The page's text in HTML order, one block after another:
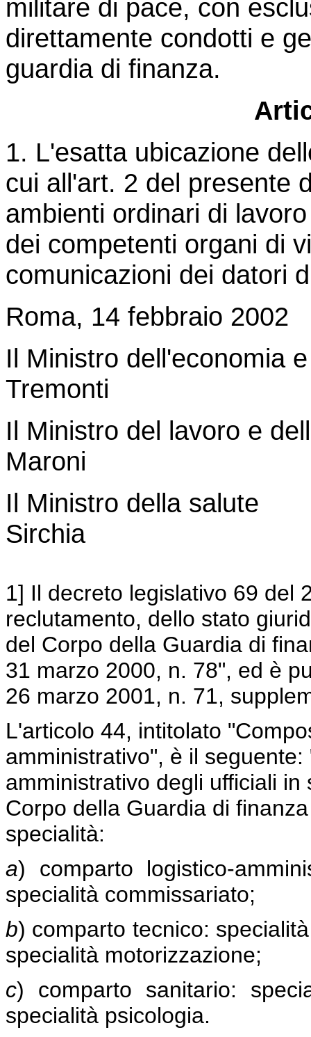
militare di pace, con
direttamente condotti e
guardia di finanza.
1. L'esatta ubicazione
cui all'art. 2 del presente
ambienti ordinari di
dei competenti organi di
comunicazioni dei datori
Roma, 14 febbraio 2002
Il Ministro dell'economia
Tremonti
Il Ministro del lavoro e
Maroni
Il Ministro della salute
Sirchia
1] Il decreto legislativo 69 del
reclutamento, dello stato
del Corpo della Guardia di
31 marzo 2000, n. 78", ed è
26 marzo 2001, n. 71,
L'articolo 44, intitolato
amministrativo", è il
amministrativo degli ufficiali
Corpo della Guardia di
specialità:
a) comparto logistico-
specialità commissariato;
b) comparto tecnico:
specialità motorizzazione;
c) comparto sanitario:
specialità psicologia.